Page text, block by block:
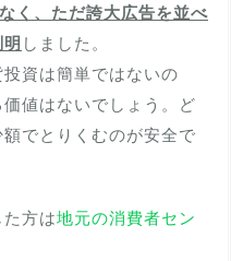
く、ただ誇大広告を並べ
しました。
資は簡単ではないの
値はないでしょう。ど
でとりくむのが安全で
方は地元の消費者セン